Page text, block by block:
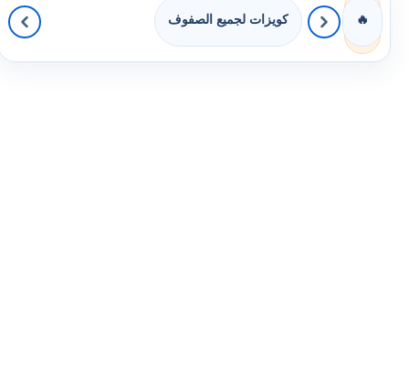
🔥 كويزات لجميع الصفوف